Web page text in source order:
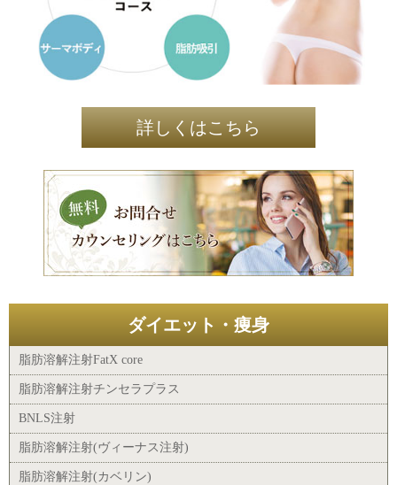
詳しくはこちら
ダイエット・痩身
脂肪溶解注射FatX core
脂肪溶解注射チンセラプラス
BNLS注射
脂肪溶解注射(ヴィーナス注射)
脂肪溶解注射(カベリン)